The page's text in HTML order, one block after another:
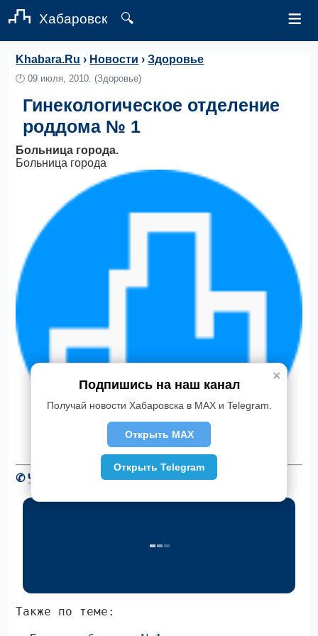
Хабаровск 🔍 ≡
Khabara.Ru › Новости ›Здоровье
🕛09 июля, 2010. (Здоровье)
Гинекологическое отделение
роддома № 1
Больница города.
Больница города
✆Читать новости Хабаровска в Telegram
Также по теме:
✕
Подпишись на наш канал
Получай новости Хабаровска в MAX и Telegram.
Открыть MAX
Открыть Telegram